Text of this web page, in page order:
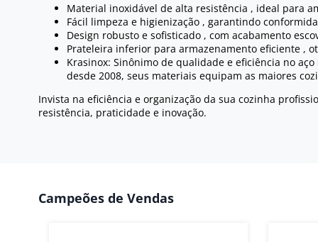
Material inoxidável de alta resistência , ideal para
Fácil limpeza e higienização , garantindo
Design robusto e sofisticado , com acabamento
Prateleira inferior para armazenamento eficiente ,
Krasinox: Sinônimo de qualidade e eficiência no
desde 2008, seus materiais equipam as maiores
Invista na eficiência e organização da sua cozinha
resistência, praticidade e inovação.
Campeões de Vendas